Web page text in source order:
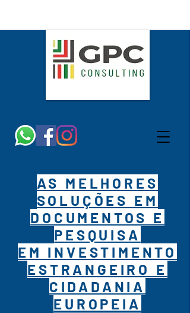
AS MELHORES
SOLUÇÕES EM
DOCUMENTOS E
PESQUISA
EM INVESTIMENTO
ESTRANGEIRO E
CIDADANIA
EUROPEIA